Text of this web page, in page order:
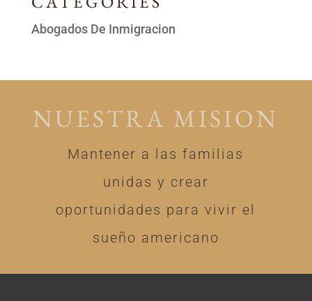
Abogados De Inmigracion
NUESTRA MISION
Mantener a las familias
unidas y crear
oportunidades para vivir el
sueño americano